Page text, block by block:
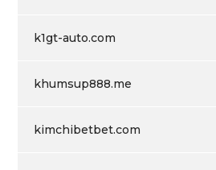
k1gt-auto.com
khumsup888.me
kimchibetbet.com